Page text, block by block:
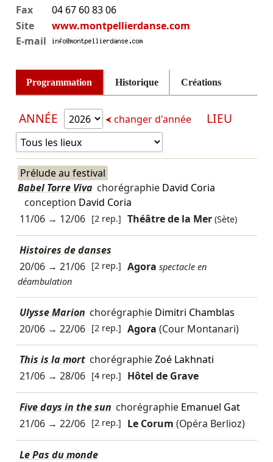
Fax
04 67 60 83 06
Site
www.montpellierdanse.com
E-mail
Programmation Historique Créations
ANNÉE changer d'année LIEU
Prélude au festival
Babel Torre Viva chorégraphie David Coria
conception David Coria
11/06→ 12/06 [2 rep.] Théâtre de la Mer (Sète)
Histoires de danses
20/06→ 21/06 [2 rep.] Agora spectacle en
déambulation
Ulysse Marion chorégraphie Dimitri Chamblas
20/06→ 22/06 [2 rep.] Agora(Cour Montanari)
This is la mort chorégraphieZoé Lakhnati
21/06→ 28/06 [4 rep.] Hôtel de Grave
Five days in the sun chorégraphie Emanuel Gat
21/06→ 22/06 [2 rep.] Le Corum(Opéra Berlioz)
Le Pas du monde